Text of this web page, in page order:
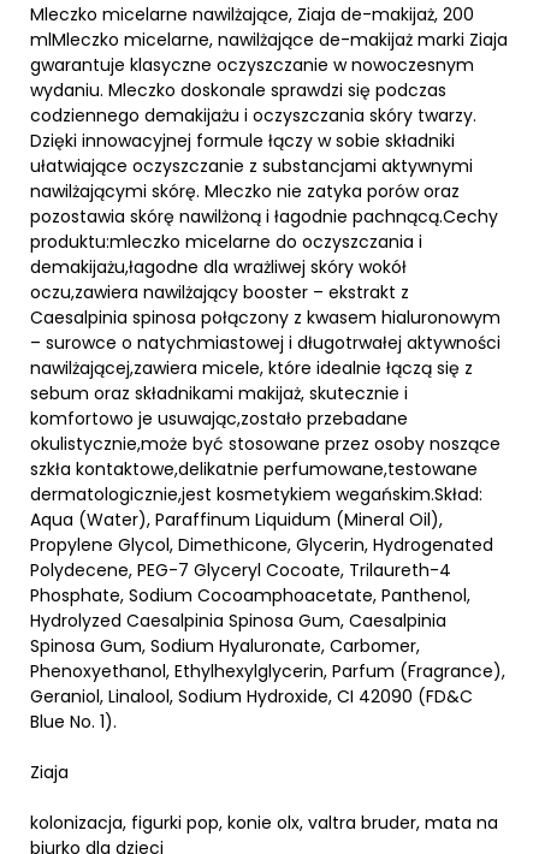
Mleczko micelarne nawilżające, Ziaja de-makijaż, 200
mlMleczko micelarne, nawilżające de-makijaż marki Ziaja
gwarantuje klasyczne oczyszczanie w nowoczesnym
wydaniu. Mleczko doskonale sprawdzi się podczas
codziennego demakijażu i oczyszczania skóry twarzy.
Dzięki innowacyjnej formule łączy w sobie składniki
ułatwiające oczyszczanie z substancjami aktywnymi
nawilżającymi skórę. Mleczko nie zatyka porów oraz
pozostawia skórę nawilżoną i łagodnie pachnącą.Cechy
produktu:mleczko micelarne do oczyszczania i
demakijażu,łagodne dla wrażliwej skóry wokół
oczu,zawiera nawilżający booster – ekstrakt z
Caesalpinia spinosa połączony z kwasem hialuronowym
– surowce o natychmiastowej i długotrwałej aktywności
nawilżającej,zawiera micele, które idealnie łączą się z
sebum oraz składnikami makijaż, skutecznie i
komfortowo je usuwając,zostało przebadane
okulistycznie,może być stosowane przez osoby noszące
szkła kontaktowe,delikatnie perfumowane,testowane
dermatologicznie,jest kosmetykiem wegańskim.Skład:
Aqua (Water), Paraffinum Liquidum (Mineral Oil),
Propylene Glycol, Dimethicone, Glycerin, Hydrogenated
Polydecene, PEG-7 Glyceryl Cocoate, Trilaureth-4
Phosphate, Sodium Cocoamphoacetate, Panthenol,
Hydrolyzed Caesalpinia Spinosa Gum, Caesalpinia
Spinosa Gum, Sodium Hyaluronate, Carbomer,
Phenoxyethanol, Ethylhexylglycerin, Parfum (Fragrance),
Geraniol, Linalool, Sodium Hydroxide, CI 42090 (FD&C
Blue No. 1).
Ziaja
kolonizacja, figurki pop, konie olx, valtra bruder, mata na
biurko dla dzieci